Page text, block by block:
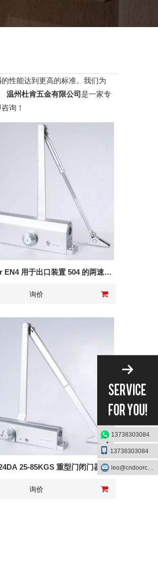
的性能达到更高的标准。我们为
温州杜肯五金有限公司 是一家专
询！
EN4 用于出口装置 504 的两速阀
询价
25-85KGS 重型门闭门器
询价
13738303084
13738303084